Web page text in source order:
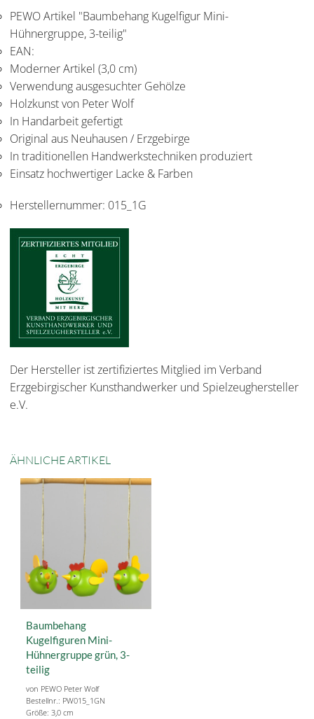
PEWO Artikel "Baumbehang Kugelfigur Mini-
Hühnergruppe, 3-teilig"
EAN:
Moderner Artikel (3,0 cm)
Verwendung ausgesuchter Gehölze
Holzkunst von Peter Wolf
In Handarbeit gefertigt
Original aus Neuhausen / Erzgebirge
In traditionellen Handwerkstechniken produziert
Einsatz hochwertiger Lacke & Farben
Herstellernummer: 015_1G
Der Hersteller ist zertifiziertes Mitglied im Verband
Erzgebirgischer Kunsthandwerker und Spielzeughersteller
e.V.
ÄHNLICHE ARTIKEL
Baumbehang
Kugelfiguren Mini-
Hühnergruppe grün, 3-
teilig
von PEWO Peter Wolf
Bestellnr.: PW015_1GN
Größe: 3,0 cm